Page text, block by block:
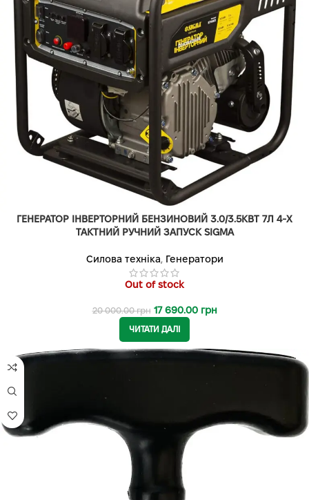
ГЕНЕРАТОР ІНВЕРТОРНИЙ БЕНЗИНОВИЙ 3.0/3.5КВТ 7Л 4-Х
ТАКТНИЙ РУЧНИЙ ЗАПУСК SIGMA
Силова техніка, Генератори
Out of stock
20 000.00грн 17 690.00 грн
ЧИТАТИ ДАЛІ